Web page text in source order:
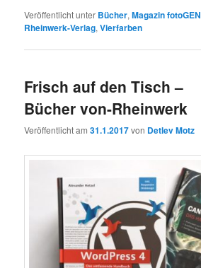
Veröffentlicht unter Bücher,Magazin fotoGEN
Rheinwerk-Verlag,Vierfarben
Frisch auf den Tisch –
Bücher von-Rheinwerk
Veröffentlicht am31.1.2017von Detlev Motz